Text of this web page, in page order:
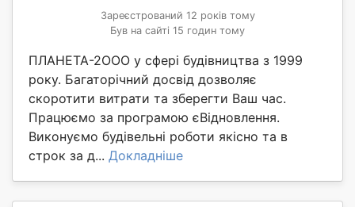
Зареєстрований 12 років тому
Був на сайті 15 годин тому
ПЛАНЕТА-2ООО у сфері будівництва з 1999
року. Багаторічний досвід дозволяє
скоротити витрати та зберегти Ваш час.
Працюємо за програмою єВідновлення.
Виконуємо будівельні роботи якісно та в
строк за д... Докладніше